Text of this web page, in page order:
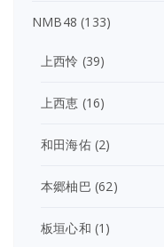
NMB48 (133)
上西怜 (39)
上西恵 (16)
和田海佑(2)
本郷柚巴 (62)
板垣心和 (1)